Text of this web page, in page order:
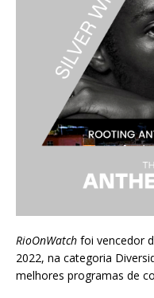
RioOnWatch foi vencedor
2022, na categoria
melhores programas de